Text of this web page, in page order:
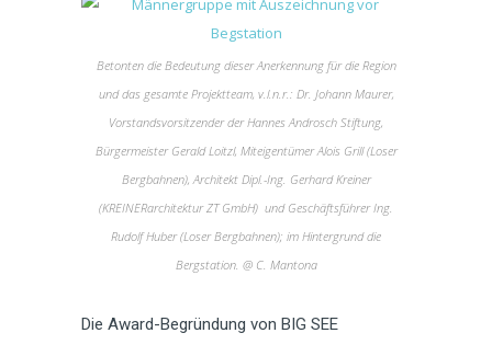
Betonten die Bedeutung dieser Anerkennung für die Region
und das gesamte Projektteam, v.l.n.r.: Dr. Johann Maurer,
Vorstandsvorsitzender der Hannes Androsch Stiftung,
Bürgermeister Gerald Loitzl, Miteigentümer Alois Grill (Loser
Bergbahnen), Architekt Dipl.-Ing. Gerhard Kreiner
(KREINERarchitektur ZT GmbH) und Geschäftsführer Ing.
Rudolf Huber (Loser Bergbahnen); im Hintergrund die
Bergstation. @ C. Mantona
Die Award-Begründung von BIG SEE